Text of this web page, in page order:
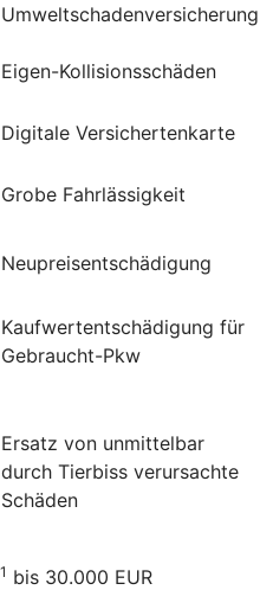
Umweltschadenversicherung
Eigen-Kollisionsschäden
Digitale Versichertenkarte
Grobe Fahrlässigkeit
Neupreisentschädigung
Kauf­wert­entschädi­gung für
Gebraucht-Pkw
Ersatz von unmittelbar
durch Tierbiss verur­sachte
Schäden
1 bis 30.000 EUR